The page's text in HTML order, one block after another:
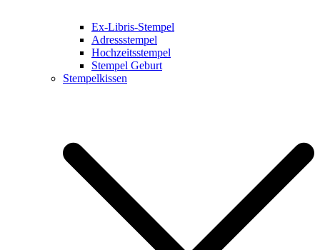
Ex-Libris-Stempel
Adressstempel
Hochzeitsstempel
Stempel Geburt
Stempelkissen